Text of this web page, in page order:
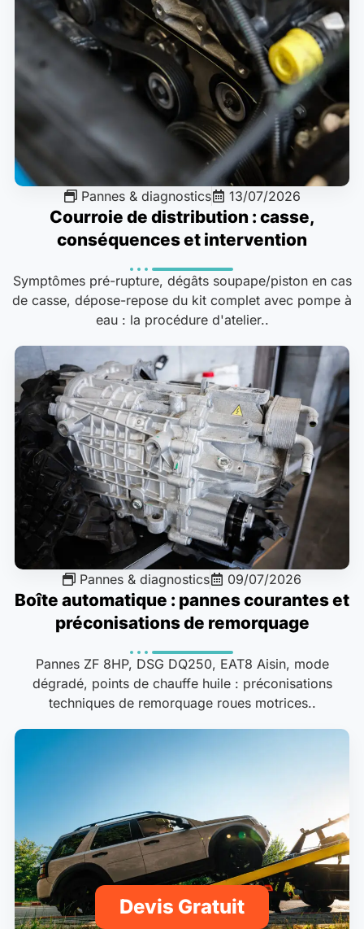
Pannes & diagnostics 13/07/2026
Courroie de distribution : casse,
conséquences et intervention
Symptômes pré-rupture, dégâts soupape/piston en cas
de casse, dépose-repose du kit complet avec pompe à
eau : la procédure d'atelier..
Pannes & diagnostics 09/07/2026
Boîte automatique : pannes courantes et
préconisations de remorquage
Pannes ZF 8HP, DSG DQ250, EAT8 Aisin, mode
dégradé, points de chauffe huile : préconisations
techniques de remorquage roues motrices..
Devis Gratuit